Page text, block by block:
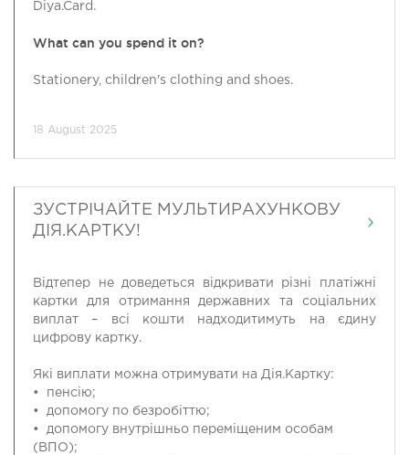
Diya.Card.
What can you spend it on?
Stationery, children's clothing and shoes.
18 August 2025
ЗУСТРІЧАЙТЕ МУЛЬТИРАХУНКОВУ
ДІЯ.КАРТКУ!
Відтепер не доведеться відкривати різні платіжні
картки для отримання державних та соціальних
виплат – всі кошти надходитимуть на єдину
цифрову картку.
Які виплати можна отримувати на Дія.Картку:
•⁠ ⁠пенсію;
•⁠ допомогу по безробіттю;
•⁠ допомогу внутрішньо переміщеним особам
(ВПО);